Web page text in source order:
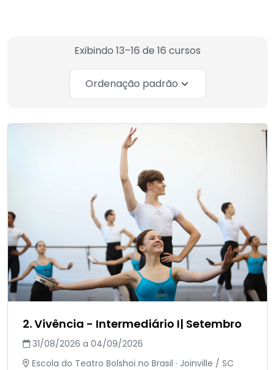
Exibindo 13–16 de 16 cursos
2. Vivência - Intermediário I| Setembro
31/08/2026 a 04/09/2026
Escola do Teatro Bolshoi no Brasil · Joinville / SC